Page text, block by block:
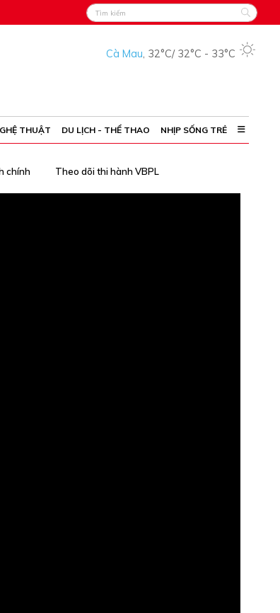
Cà Mau, 32°C/ 32°C - 33°C
THUẬT DU LỊCH - THỂ THAO NHỊP SỐNG TRẺ
chính Theo dõi thi hành VBPL